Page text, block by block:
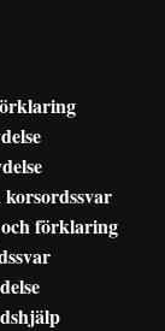
och förklaring